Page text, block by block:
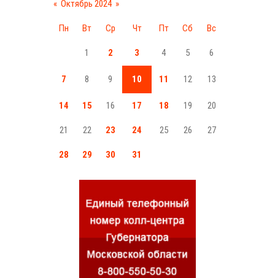
« Октябрь 2024 »
Пн Вт Ср Чт Пт Сб Вс
1 2 3 4 5 6
7 8 9 10 11 12 13
14 15 16 17 18 19 20
21 22 23 24 25 26 27
28 29 30 31